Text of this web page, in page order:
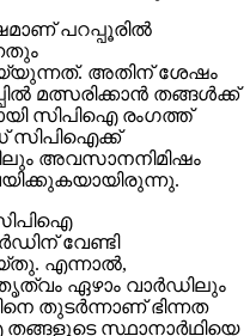
പറപ്പൂരില്‍
അതിന് ശേഷം
മത്സരിക്കാന്‍ തങ്ങള്‍ക്ക്
സിപിഐ രംഗത്ത്
സിപിഐക്ക്
അവസാനനിമിഷം
വേണ്ടി
എന്നാല്‍,
ഏഴാം വാര്‍ഡിലും
തുടര്‍ന്നാണ് ഭിന്നത
സ്ഥാനാര്‍ഥിയെ